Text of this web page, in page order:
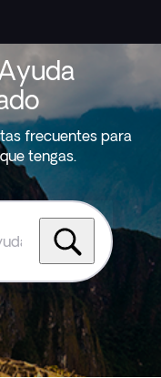
frecuentes para
tengas.